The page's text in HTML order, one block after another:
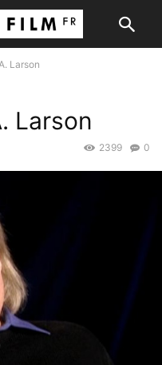
Larson
Larson
0
2399